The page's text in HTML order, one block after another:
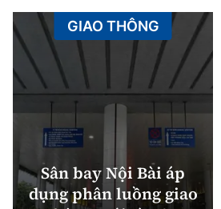
Sân bay Nội Bài áp
dụng phân luồng giao
GIAO THÔNG